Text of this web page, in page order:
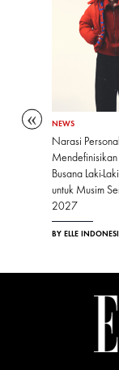
NEWS
Narasi
Busana Laki-
untuk Musim
2027
BY ELLE